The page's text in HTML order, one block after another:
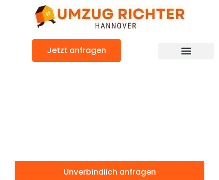
Jetzt anfragen
Unverbindlich anfragen